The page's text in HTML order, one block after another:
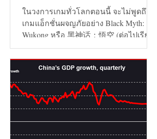
ในวงการเกมทั่วโลกตอนนี้ จะไม่พูดถึง
เกมแอ็กชั่นผจญภัยอย่าง Black Myth:
Wukong หรือ 黑神话：悟空 (ต่อไปเรียก
ว่า เกมหงอคง) ไม่ได้เลย...